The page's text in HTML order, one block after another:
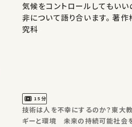
気候をコントロールしてもい
非について語り合います。 著作権処理・映像編集：東京大学 工学系研
究科
15分
技術は人を不幸にするのか？東大
ギーと環境 未来の持続可能社会を